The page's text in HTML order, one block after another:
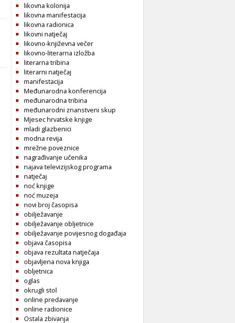
likovna kolonija
likovna manifestacija
likovna radionica
likovni natječaj
likovno-književna večer
likovno-literarna izložba
literarna tribina
literarni natječaj
manifestacija
Međunarodna konferencija
međunarodna tribina
međunarodni znanstveni skup
Mjesec hrvatske knjige
mladi glazbenici
modna revija
mrežne poveznice
nagrađivanje učenika
najava televizijskog programa
natječaj
noć knjige
noć muzeja
novi broj časopisa
obilježavanje
obilježavanje obljetnice
obilježavanje povijesnog događaja
objava časopisa
objava rezultata natječaja
objavljena nova knjiga
obljetnica
oglas
okrugli stol
online predavanje
online radionice
Ostala zbivanja